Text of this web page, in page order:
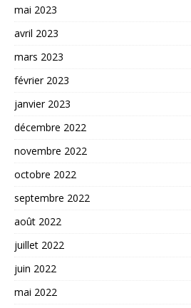
mai 2023
avril 2023
mars 2023
février 2023
janvier 2023
décembre 2022
novembre 2022
octobre 2022
septembre 2022
août 2022
juillet 2022
juin 2022
mai 2022